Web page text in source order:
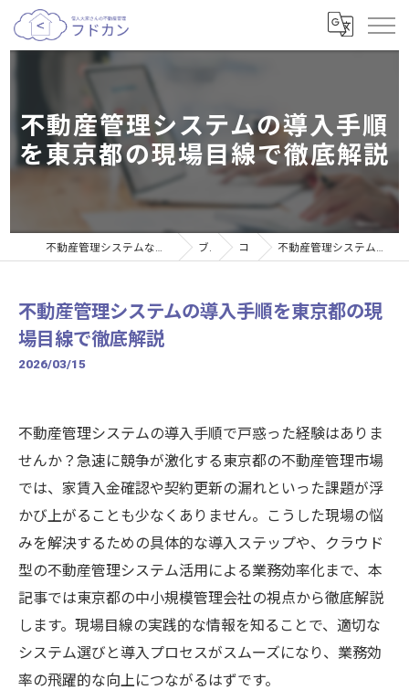
不動産管理システムの導入手順
を東京都の現場目線で徹底解説
不動産管理システムなら個人大家さんの不動産管理サービスフドカン ブログ コラム 不動産管理システムの導入手順を東京都の現場目線で徹底解説
不動産管理システムの導入手順を東京都の現
場目線で徹底解説
2026/03/15
不動産管理システムの導入手順で戸惑った経験はありま
せんか？急速に競争が激化する東京都の不動産管理市場
では、家賃入金確認や契約更新の漏れといった課題が浮
かび上がることも少なくありません。こうした現場の悩
みを解決するための具体的な導入ステップや、クラウド
型の不動産管理システム活用による業務効率化まで、本
記事では東京都の中小規模管理会社の視点から徹底解説
します。現場目線の実践的な情報を知ることで、適切な
システム選びと導入プロセスがスムーズになり、業務効
率の飛躍的な向上につながるはずです。